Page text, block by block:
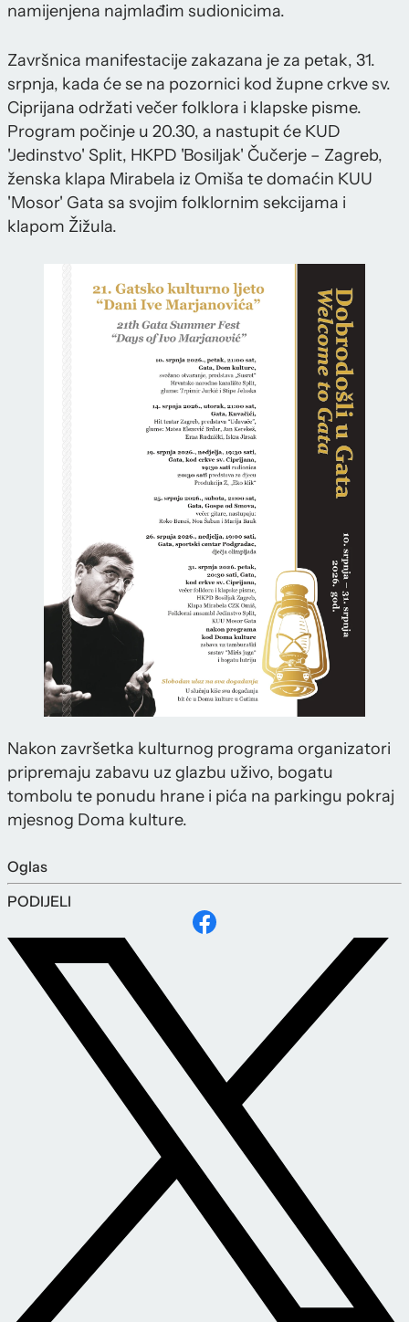
namijenjena najmlađim sudionicima.
Završnica manifestacije zakazana je za petak, 31.
srpnja, kada će se na pozornici kod župne crkve sv.
Ciprijana održati večer folklora i klapske pisme.
Program počinje u 20.30, a nastupit će KUD
'Jedinstvo' Split, HKPD 'Bosiljak' Čučerje – Zagreb,
ženska klapa Mirabela iz Omiša te domaćin KUU
'Mosor' Gata sa svojim folklornim sekcijama i
klapom Žižula.
Nakon završetka kulturnog programa organizatori
pripremaju zabavu uz glazbu uživo, bogatu
tombolu te ponudu hrane i pića na parkingu pokraj
mjesnog Doma kulture.
Oglas
PODIJELI